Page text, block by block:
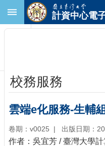
跳到主要內容區塊
首
頁
臺
大
首
頁
計資中心電
校務服務
雲端e化服務-生輔
卷期：v0025 出版日期：
作者：吳宜芳 / 臺灣大學